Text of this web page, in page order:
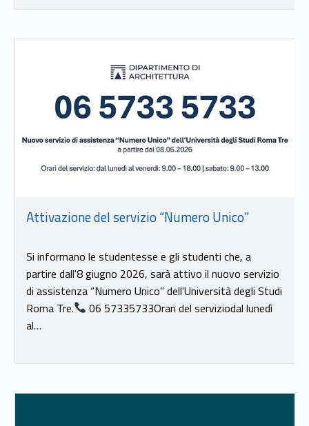
Link identifier #identifier__112133-17
Attivazione del servizio “Numero Unico”
Si informano le studentesse e gli studenti che, a
partire dall'8 giugno 2026, sarà attivo il nuovo servizio
di assistenza “Numero Unico” dell'Università degli Studi
Roma Tre.
06 57335733Orari del serviziodal lunedì
al…
Link identifier #identifier__190028-18